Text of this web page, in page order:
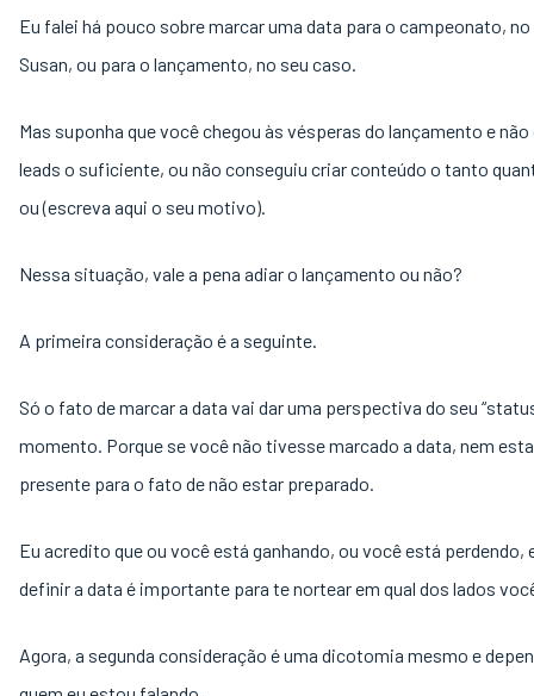
Eu falei há pouco sobre marcar uma data para o campeonato,
Susan, ou para o lançamento, no seu caso.
Mas suponha que você chegou às vésperas do lançamento e
leads o suficiente, ou não conseguiu criar conteúdo o tanto
ou (escreva aqui o seu motivo).
Nessa situação, vale a pena adiar o lançamento ou não?
A primeira consideração é a seguinte.
Só o fato de marcar a data vai dar uma perspectiva do seu
momento. Porque se você não tivesse marcado a data, nem
presente para o fato de não estar preparado.
Eu acredito que ou você está ganhando, ou você está perdendo,
definir a data é importante para te nortear em qual dos lados
Agora, a segunda consideração é uma dicotomia mesmo e